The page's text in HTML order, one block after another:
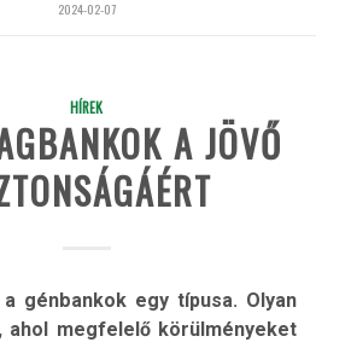
2024-02-07
HÍREK
A JÖVŐ
génbankok egy típusa. Olyan
ahol megfelelő körülményeket